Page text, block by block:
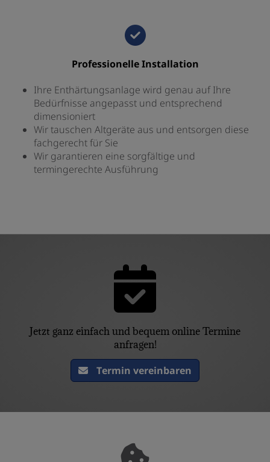
Professionelle Installation
Ihre Enthärtungsanlage wird genau auf Ihre
Bedürfnisse angepasst und entsprechend
dimensioniert
Wir tauschen Altgeräte aus und entsorgen diese
fachgerecht für Sie
Wir garantieren eine sorgfältige und
termingerechte Ausführung
Jetzt ganz einfach und bequem online Termine
anfragen!
Termin vereinbaren